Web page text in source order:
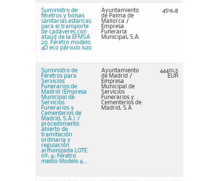
Suministro de
féretros y bolsas
sanitarias estancas
para el transporte
de cadáveres con
ataúd de la EFMSA
20. Féretro modelo
4D eco párvulo lujo
Ayuntamiento
de Palma de
Mallorca /
Empresa
Funeraria
Municipal, S.A.
4516,8
Suministro de
Féretros para
Servicios
Funerarios de
Madrid (Empresa
Municipal de
Servicios
Funerarios y
Cementerios de
Madrid, S.A.) /
procedimiento
abierto de
tramitación
ordinaria y
regulación
armonizada LOTE
nº: 6: Féretro
medio Modelo 6...
Ayuntamiento
de Madrid /
Empresa
Municipal de
Servicios
Funerarios y
Cementerios de
Madrid, S.A
44401,5
EUR